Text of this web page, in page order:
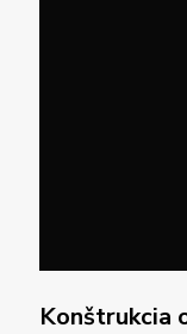
Konštrukcia